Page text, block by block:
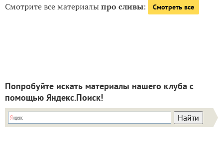
Смотрите все материалыпро сливы: Смотреть все
Попробуйте искать материалы нашего клуба с
помощью Яндекс.Поиск!